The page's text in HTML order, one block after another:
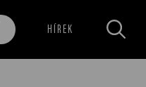
HÍREK